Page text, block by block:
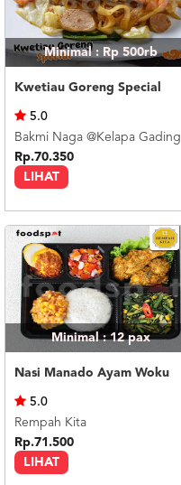
Minimal : Rp 500rb
Kwetiau Goreng Special
LIHAT
5.0
Bakmi Naga @Kelapa Gading
Rp.70.350
Minimal : 12pax
Nasi Manado Ayam Woku
LIHAT
5.0
Rempah Kita
Rp.71.500